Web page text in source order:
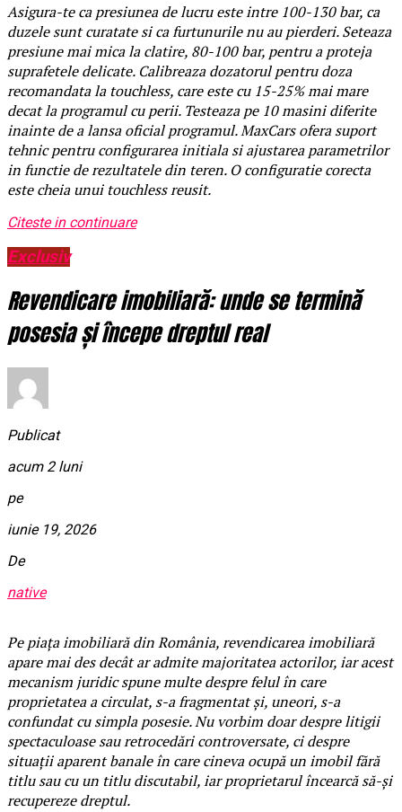
Asigura-te ca presiunea de lucru este intre 100-130 bar, ca
duzele sunt curatate si ca furtunurile nu au pierderi. Seteaza
presiune mai mica la clatire, 80-100 bar, pentru a proteja
suprafetele delicate. Calibreaza dozatorul pentru doza
recomandata la touchless, care este cu 15-25% mai mare
decat la programul cu perii. Testeaza pe 10 masini diferite
inainte de a lansa oficial programul. MaxCars ofera suport
tehnic pentru configurarea initiala si ajustarea parametrilor
in functie de rezultatele din teren. O configuratie corecta
este cheia unui touchless reusit.
Citeste in continuare
Exclusiv
Revendicare imobiliară: unde se termină
posesia și începe dreptul real
Publicat
acum 2 luni
pe
iunie 19, 2026
De
native
Pe piața imobiliară din România, revendicarea imobiliară
apare mai des decât ar admite majoritatea actorilor, iar acest
mecanism juridic spune multe despre felul în care
proprietatea a circulat, s-a fragmentat și, uneori, s-a
confundat cu simpla posesie. Nu vorbim doar despre litigii
spectaculoase sau retrocedări controversate, ci despre
situații aparent banale în care cineva ocupă un imobil fără
titlu sau cu un titlu discutabil, iar proprietarul încearcă să-și
recupereze dreptul.